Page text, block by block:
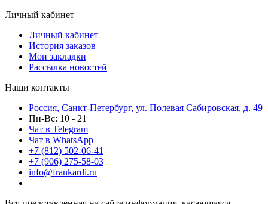
Личный кабинет
Личный кабинет
История заказов
Мои закладки
Рассылка новостей
Наши контакты
Россия, Санкт-Петербург, ул. Полевая Сабировская, д. 49
Пн-Вс: 10 - 21
Чат в Telegram
Чат в WhatsApp
+7 (812) 502-06-41
+7 (906) 275-58-03
info@frankardi.ru